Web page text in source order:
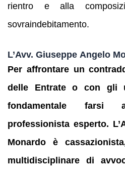
rientro e alla
sovraindebitamento.
L’Avv. Giuseppe Angelo
Per affrontare un
delle Entrate o con gli
fondamentale farsi
professionista esperto.
Monardo è
multidisciplinare di